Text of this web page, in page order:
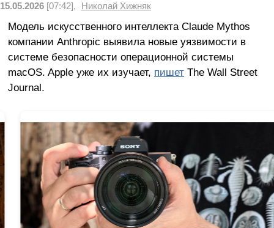
15.05.2026 [07:42], Николай Хижняк
Модель искусственного интеллекта Claude Mythos
компании Anthropic выявила новые уязвимости в
системе безопасности операционной системы
macOS. Apple уже их изучает, пишетThe Wall Street
Journal.